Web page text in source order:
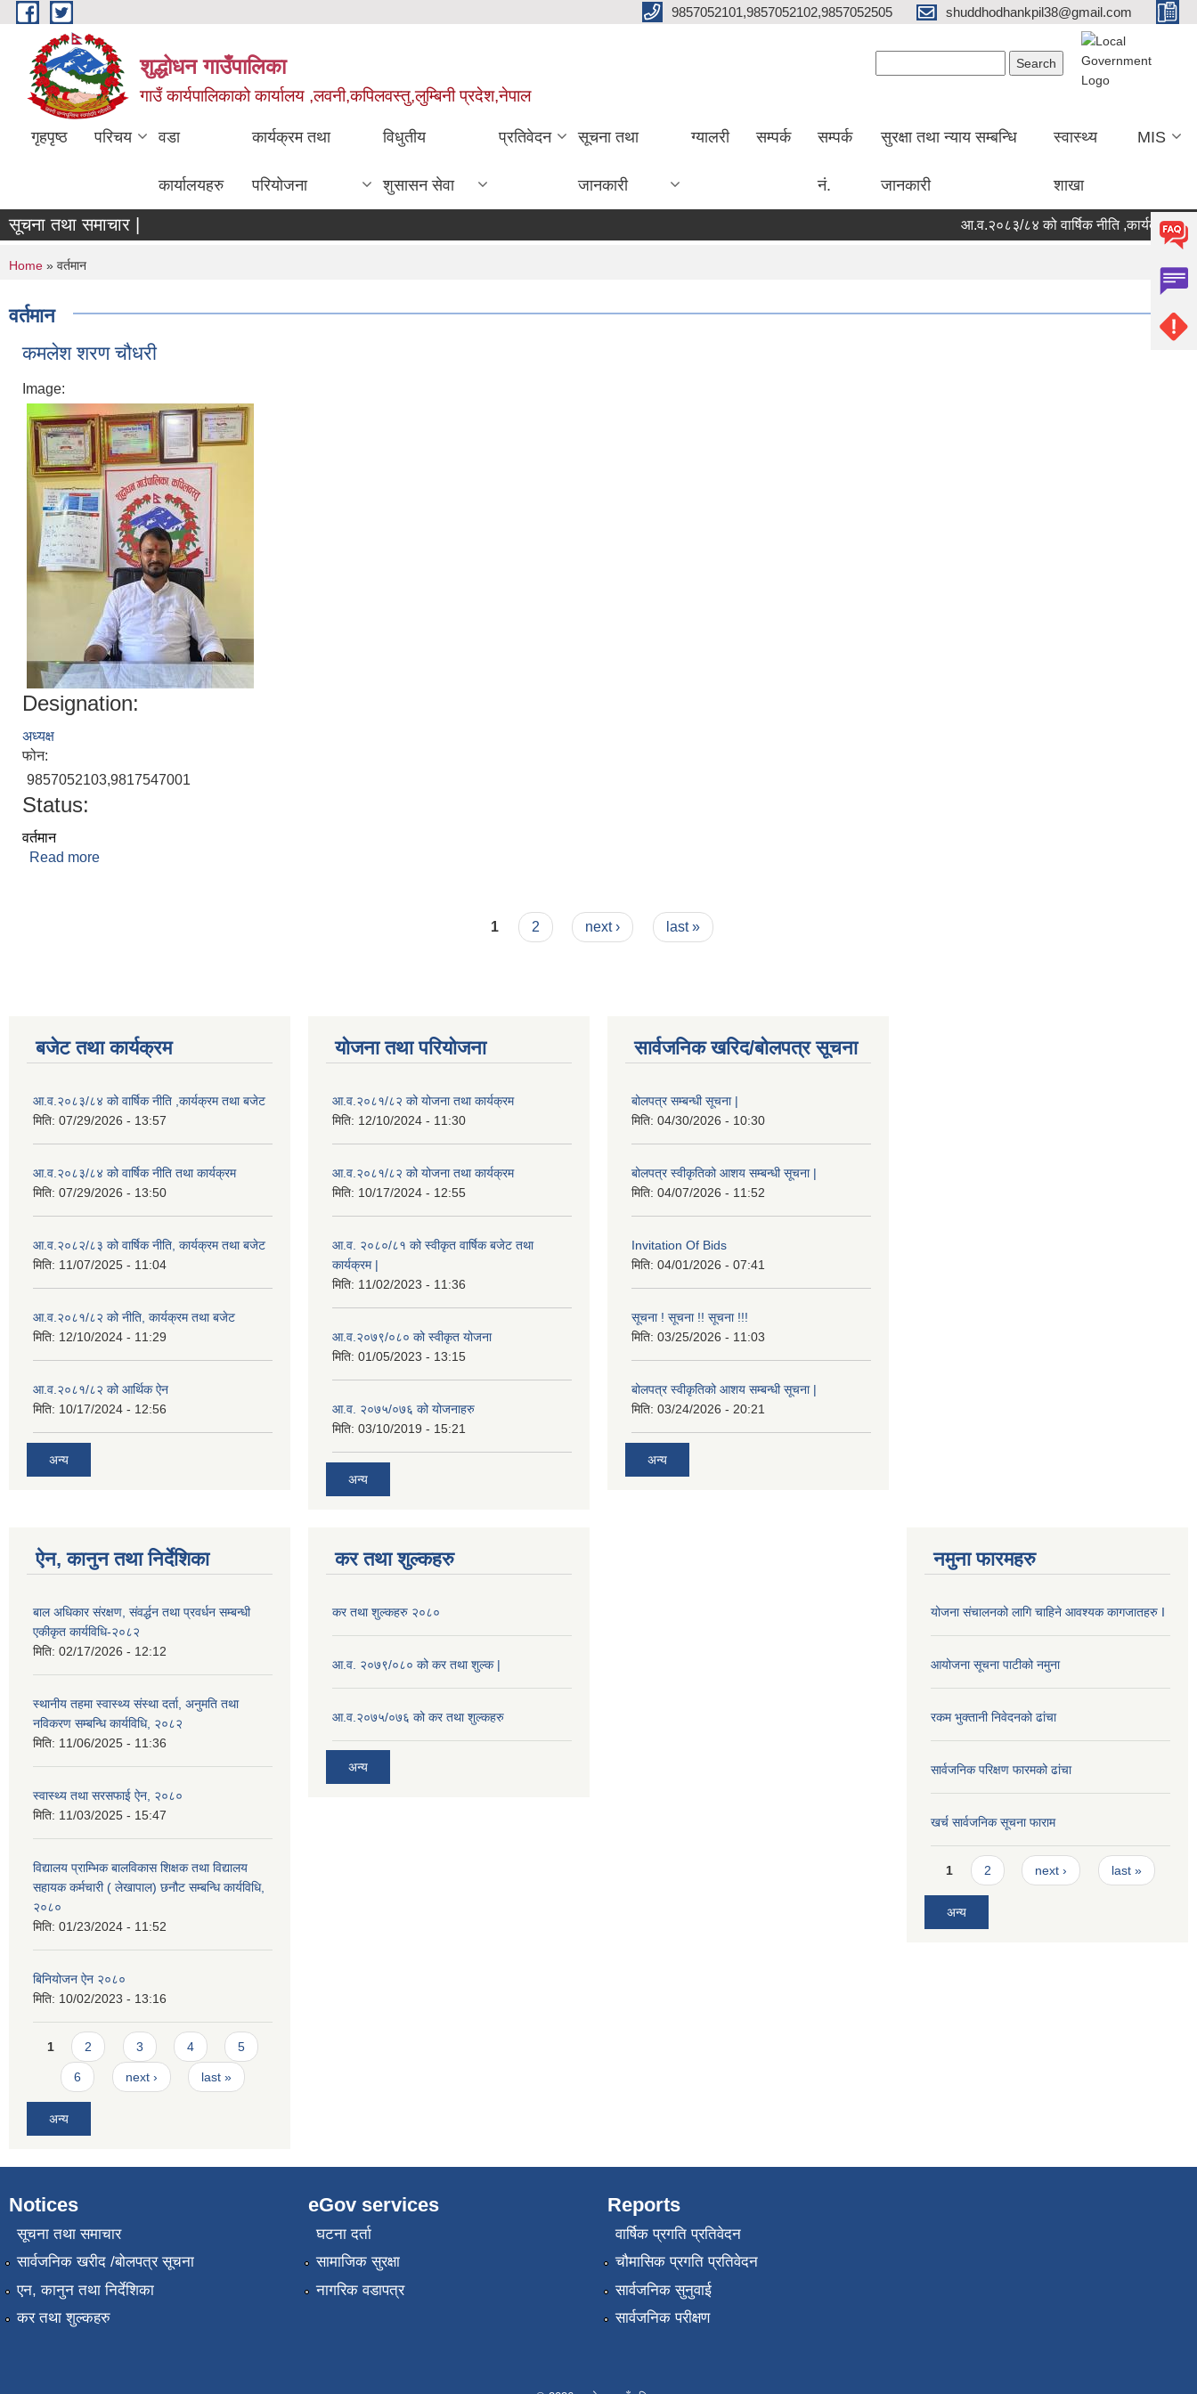
Skip to main content 9857052101,9857052102,9857052505 shuddhodhankpil38@gmail.com
शुद्धोधन गाउँपालिका
गाउँ कार्यपालिकाको कार्यालय ,लवनी,कपिलवस्तु,लुम्बिनी प्रदेश,नेपाल
गृहपृष्ठ परिचय वडा
कार्यालयहरु
कार्यक्रम तथा
परियोजना
विधुतीय
शुसासन सेवा
प्रतिवेदन सूचना तथा
जानकारी
ग्यालरी सम्पर्क सम्पर्क
नं.
सुरक्षा तथा न्याय सम्बन्धि
जानकारी
स्वास्थ्य
शाखा
MIS
सूचना तथा समाचार | आ.व.२०८३/८४ को वार्षिक नीति ,कार्यक्रम तथा
You are here
Home » वर्तमान
वर्तमान
कमलेश शरण चौधरी
Image:
Designation:
अध्यक्ष
फोन:
9857052103,9817547001
Status:
वर्तमान
Read more
1 2 next › last »
बजेट तथा कार्यक्रम
आ.व.२०८३/८४ को वार्षिक नीति ,कार्यक्रम तथा बजेट
मिति: 07/29/2026 - 13:57
आ.व.२०८३/८४ को वार्षिक नीति तथा कार्यक्रम
मिति: 07/29/2026 - 13:50
आ.व.२०८२/८३ को वार्षिक नीति, कार्यक्रम तथा बजेट
मिति: 11/07/2025 - 11:04
आ.व.२०८१/८२ को नीति, कार्यक्रम तथा बजेट
मिति: 12/10/2024 - 11:29
आ.व.२०८१/८२ को आर्थिक ऐन
मिति: 10/17/2024 - 12:56
अन्य
योजना तथा परियोजना
आ.व.२०८१/८२ को योजना तथा कार्यक्रम
मिति: 12/10/2024 - 11:30
आ.व.२०८१/८२ को योजना तथा कार्यक्रम
मिति: 10/17/2024 - 12:55
आ.व. २०८०/८१ को स्वीकृत वार्षिक बजेट तथा
कार्यक्रम |
मिति: 11/02/2023 - 11:36
आ.व.२०७९/०८० को स्वीकृत योजना
मिति: 01/05/2023 - 13:15
आ.व. २०७५/०७६ को योजनाहरु
मिति: 03/10/2019 - 15:21
अन्य
सार्वजनिक खरिद/बोलपत्र सूचना
बोलपत्र सम्बन्धी सूचना |
मिति: 04/30/2026 - 10:30
बोलपत्र स्वीकृतिको आशय सम्बन्धी सूचना |
मिति: 04/07/2026 - 11:52
Invitation Of Bids
मिति: 04/01/2026 - 07:41
सूचना ! सूचना !! सूचना !!!
मिति: 03/25/2026 - 11:03
बोलपत्र स्वीकृतिको आशय सम्बन्धी सूचना |
मिति: 03/24/2026 - 20:21
अन्य
ऐन, कानुन तथा निर्देशिका
बाल अधिकार संरक्षण, संवर्द्धन तथा प्रवर्धन सम्बन्धी
एकीकृत कार्यविधि-२०८२
मिति: 02/17/2026 - 12:12
स्थानीय तहमा स्वास्थ्य संस्था दर्ता, अनुमति तथा
नविकरण सम्बन्धि कार्यविधि, २०८२
मिति: 11/06/2025 - 11:36
स्वास्थ्य तथा सरसफाई ऐन, २०८०
मिति: 11/03/2025 - 15:47
विद्यालय प्राम्भिक बालविकास शिक्षक तथा विद्यालय
सहायक कर्मचारी ( लेखापाल) छनौट सम्बन्धि कार्यविधि,
२०८०
मिति: 01/23/2024 - 11:52
बिनियोजन ऐन २०८०
मिति: 10/02/2023 - 13:16
Pages
1 2 3 4 5
6 next › last »
अन्य
कर तथा शुल्कहरु
कर तथा शुल्कहरु २०८०
आ.व. २०७९/०८० को कर तथा शुल्क |
आ.व.२०७५/०७६ को कर तथा शुल्कहरु
अन्य
नमुना फारमहरु
योजना संचालनको लागि चाहिने आवश्यक कागजातहरु I
आयोजना सूचना पाटीको नमुना
रकम भुक्तानी निवेदनको ढांचा
सार्वजनिक परिक्षण फारमको ढांचा
खर्च सार्वजनिक सूचना फाराम
Pages
1 2 next › last »
अन्य
Notices
सूचना तथा समाचार
सार्वजनिक खरीद /बोलपत्र सूचना
एन, कानुन तथा निर्देशिका
कर तथा शुल्कहरु
eGov services
घटना दर्ता
सामाजिक सुरक्षा
नागरिक वडापत्र
Reports
वार्षिक प्रगति प्रतिवेदन
चौमासिक प्रगति प्रतिवेदन
सार्वजनिक सुनुवाई
सार्वजनिक परीक्षण